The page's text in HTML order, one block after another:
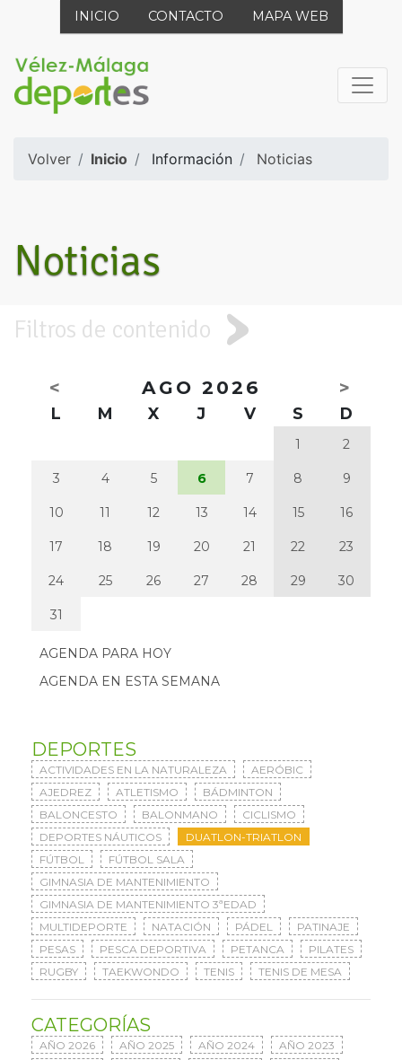
INICIO CONTACTO MAPA WEB
Volver Inicio Información Noticias
Noticias
Filtros de contenido
< AGO 2026 >
L M X J V S D
1 2
3 4 5 6 7 8 9
10 11 12 13 14 15 16
17 18 19 20 21 22 23
24 25 26 27 28 29 30
31
AGENDA PARA HOY
AGENDA EN ESTA SEMANA
DEPORTES
ACTIVIDADES EN LA NATURALEZA
AERÓBIC
AJEDREZ
ATLETISMO
BÁDMINTON
BALONCESTO
BALONMANO
CICLISMO
DEPORTES NÁUTICOS
DUATLON-TRIATLON
FÚTBOL
FÚTBOL SALA
GIMNASIA DE MANTENIMIENTO
GIMNASIA DE MANTENIMIENTO 3ªEDAD
MULTIDEPORTE
NATACIÓN PÁDEL
PATINAJE
PESAS
PESCA DEPORTIVA PETANCA
PILATES
RUGBY
TAEKWONDO TENIS TENIS DE MESA
CATEGORÍAS
AÑO 2026 AÑO 2025 AÑO 2024
AÑO 2023